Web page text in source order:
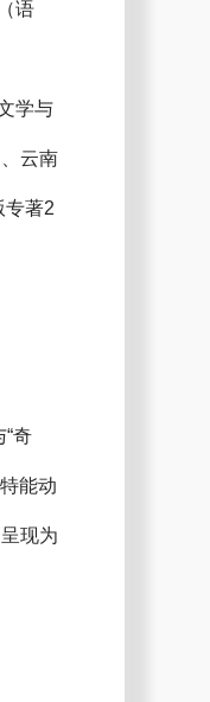
语
学与
云南
专著2
奇
能动
现为